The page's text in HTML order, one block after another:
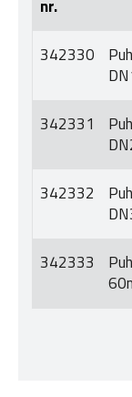
nr.
342330
342331
342332
342333